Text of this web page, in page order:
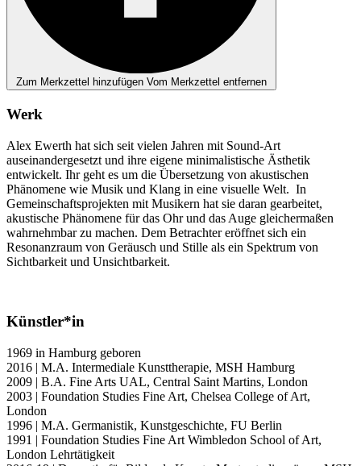
Zum Merkzettel hinzufügen Vom Merkzettel entfernen
Werk
Alex Ewerth hat sich seit vielen Jahren mit Sound-Art
auseinandergesetzt und ihre eigene minimalistische Ästhetik
entwickelt. Ihr geht es um die Übersetzung von akustischen
Phänomene wie Musik und Klang in eine visuelle Welt. In
Gemeinschaftsprojekten mit Musikern hat sie daran gearbeitet,
akustische Phänomene für das Ohr und das Auge gleichermaßen
wahrnehmbar zu machen. Dem Betrachter eröffnet sich ein
Resonanzraum von Geräusch und Stille als ein Spektrum von
Sichtbarkeit und Unsichtbarkeit.
Künstler*in
1969 in Hamburg geboren
2016 | M.A. Intermediale Kunsttherapie, MSH Hamburg
2009 | B.A. Fine Arts UAL, Central Saint Martins, London
2003 | Foundation Studies Fine Art, Chelsea College of Art,
London
1996 | M.A. Germanistik, Kunstgeschichte, FU Berlin
1991 | Foundation Studies Fine Art Wimbledon School of Art,
London Lehrtätigkeit